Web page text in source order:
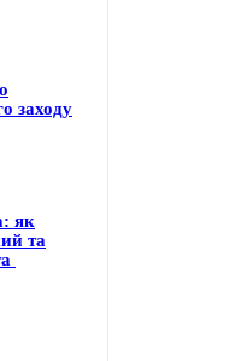
заходу
як
та